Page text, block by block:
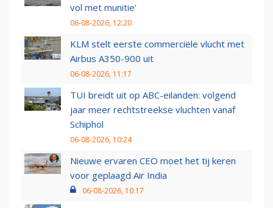
vol met munitie'
06-08-2026, 12:20
KLM stelt eerste commerciële vlucht met
Airbus A350-900 uit
06-08-2026, 11:17
TUI breidt uit op ABC-eilanden: volgend
jaar meer rechtstreekse vluchten vanaf
Schiphol
06-08-2026, 10:24
Nieuwe ervaren CEO moet het tij keren
voor geplaagd Air India
06-08-2026, 10:17